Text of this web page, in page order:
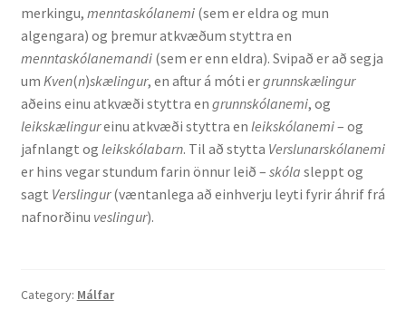
merkingu, menntaskólanemi(sem er eldra og mun
algengara) og þremur atkvæðum styttra en
menntaskólanemandi (sem er enn eldra). Svipað er að segja
um Kven(n)skælingur, en aftur á móti ergrunnskælingur
aðeins einu atkvæði styttra en grunnskólanemi, og
leikskælingureinu atkvæði styttra en leikskólanemi– og
jafnlangt og leikskólabarn. Til að stytta Verslunarskólanemi
er hins vegar stundum farin önnur leið – skóla sleppt og
sagt Verslingur(væntanlega að einhverju leyti fyrir áhrif frá
nafnorðinu veslingur).
Category: Málfar